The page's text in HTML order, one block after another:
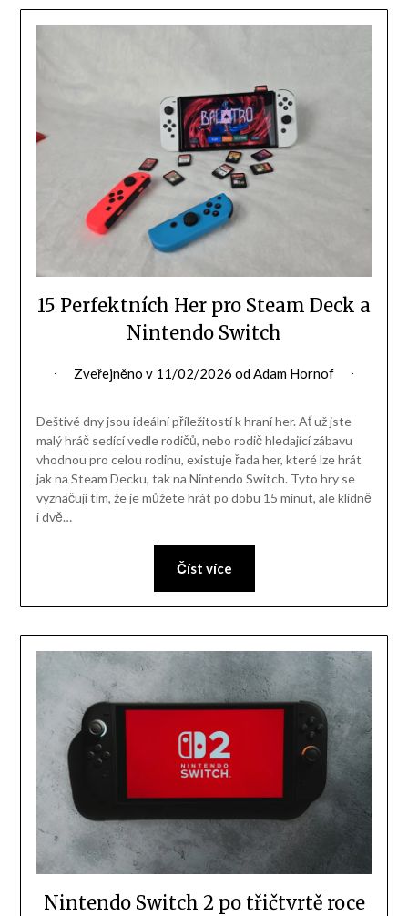
15 Perfektních Her pro Steam Deck a
Nintendo Switch
Zveřejněno v 11/02/2026 odAdam Hornof
Deštivé dny jsou ideální příležitostí k hraní her. Ať už jste
malý hráč sedící vedle rodičů, nebo rodič hledající zábavu
vhodnou pro celou rodinu, existuje řada her, které lze hrát
jak na Steam Decku, tak na Nintendo Switch. Tyto hry se
vyznačují tím, že je můžete hrát po dobu 15 minut, ale klidně
i dvě…
Číst více
Nintendo Switch 2 po třičtvrtě roce